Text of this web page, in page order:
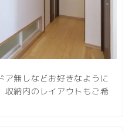
ア無しなどお好きなように
収納内のレイアウトもご希